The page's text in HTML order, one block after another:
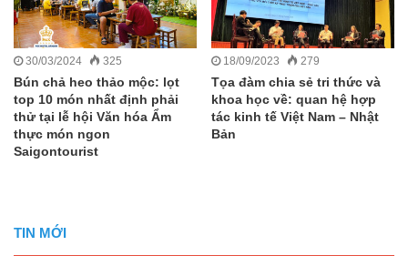
30/03/2024 325
Bún chả heo thảo mộc: lọt
top 10 món nhất định phải
thử tại lễ hội Văn hóa Ẩm
thực món ngon
Saigontourist
18/09/2023 279
Tọa đàm chia sẻ tri thức và
khoa học về: quan hệ hợp
tác kinh tế Việt Nam – Nhật
Bản
TIN MỚI